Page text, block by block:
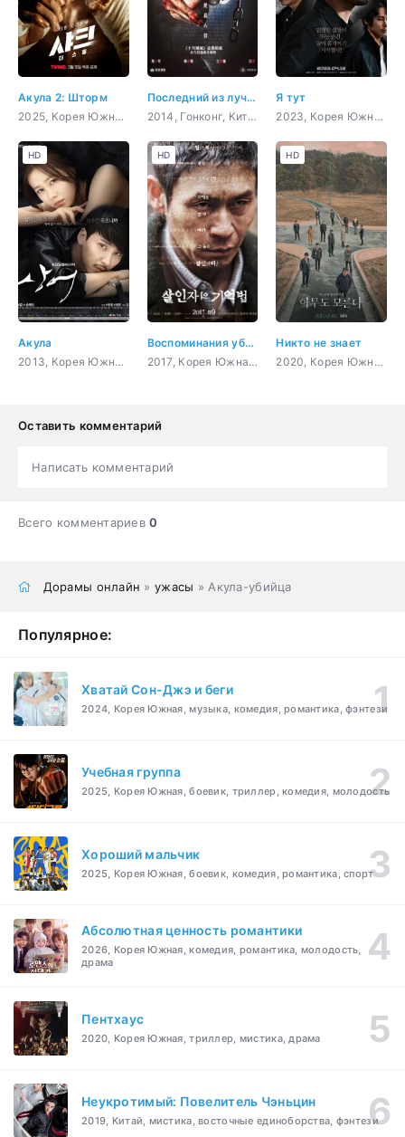
Акула 2: Шторм
2025, Корея Южная, боевик, триллер, криминал, драма
Последний из лучших
2014, Гонконг, Китай, боевик, триллер, боевые искусства
Я тут
2023, Корея Южная, боевик, триллер, мистика
Акула
2013, Корея Южная, триллер, романтика, драма, мелодрама
HD
Воспоминания убийцы
2017, Корея Южная, боевик, триллер, мистика, психология
HD
Никто не знает
2020, Корея Южная, триллер, мистика, драма, мелодрама
HD
Оставить комментарий
Написать комментарий
Всего комментариев0
Дорамы онлайн »ужасы » Акула-убийца
Популярное:
Хватай Сон-Джэ и беги
2024, Корея Южная, музыка, комедия, романтика, фэнтези
Учебная группа
2025, Корея Южная, боевик, триллер, комедия, молодость
Хороший мальчик
2025, Корея Южная, боевик, комедия, романтика, спорт
Абсолютная ценность романтики
2026, Корея Южная, комедия, романтика, молодость,
драма
Пентхаус
2020, Корея Южная, триллер, мистика, драма
Неукротимый: Повелитель Чэньцин
2019, Китай, мистика, восточные единоборства, фэнтези